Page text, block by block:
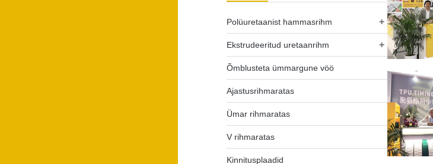
+
Polüuretaanist hammasrihm
+
Ekstrudeeritud uretaanrihm
Õmblusteta ümmargune vöö
Ajastusrihmaratas
Ümar rihmaratas
V rihmaratas
Kinnitusplaadid